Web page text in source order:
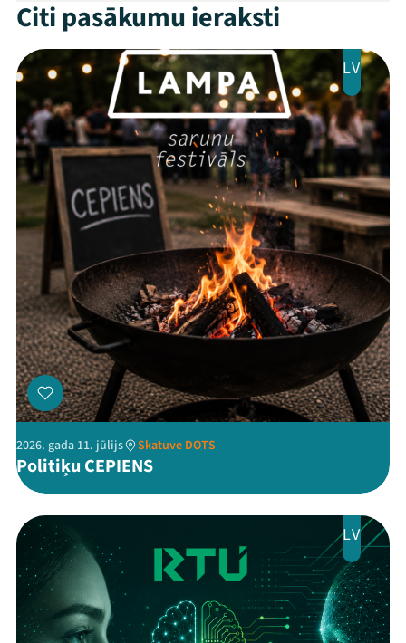
Ziedo
Veikals
Kontakti
ThreadsFacebook Instagram
Flick TikTok
Citi pasākumu ieraksti
LV
2026. gada 11. jūlijs Skatuve DOTS
Politiķu CEPIENS
LV